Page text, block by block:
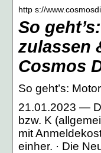
http s://
So
zulassen
Cosmos
So geht’s:
21.01.2023 —
bzw. K
mit
einher. · Die